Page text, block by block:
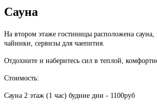
Сауна
На втором этаже гостиницы расположена
чайники, сервизы для чаепития.
Отдохните и наберитесь сил в теплой,
Стоимость:
Сауна 2 этаж (1 час) будние дни - 1100руб